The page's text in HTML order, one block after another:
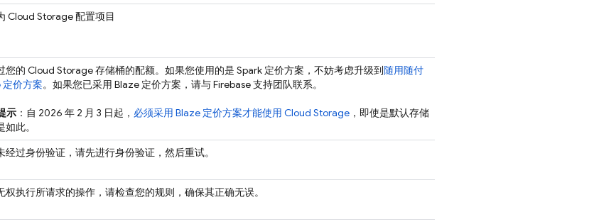
Cloud Storage配置项目
您的 Cloud Storage存储桶的配额。如果您使用的是 Spark 定价方案，不妨考虑升级到随用随付
定价方案。如果您已采用 Blaze 定价方案，请与 Firebase 支持团队联系。
示 ：自 2026 年 2 月 3 日起， 必须采用 Blaze 定价方案才能使用 Cloud Storage ，即使是默认存储
此。
经过身份验证，请先进行身份验证，然后重试。
权执行所请求的操作，请检查您的规则，确保其正确无误。